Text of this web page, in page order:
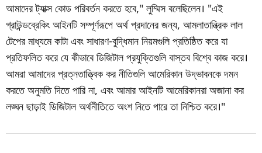
আমাদের ট্যাক্স কোড পরিবর্তন করতে হবে," লুম্মিস বলেছিলেন। "এই
গ্রাউন্ডব্রেকিং আইনটি সম্পূর্ণরূপে অর্থ প্রদানের জন্য, আমলাতান্ত্রিক লাল
টেপের মাধ্যমে কাটা এবং সাধারণ-বুদ্ধিমান নিয়মগুলি প্রতিষ্ঠিত করে যা
প্রতিফলিত করে যে কীভাবে ডিজিটাল প্রযুক্তিগুলি বাস্তব বিশ্বে কাজ করে।
আমরা আমাদের প্রত্নতাত্ত্বিক কর নীতিগুলি আমেরিকান উদ্ভাবনকে দমন
করতে অনুমতি দিতে পারি না, এবং আমার আইনটি আমেরিকানরা অজানা কর
লঙ্ঘন ছাড়াই ডিজিটাল অর্থনীতিতে অংশ নিতে পারে তা নিশ্চিত করে।"